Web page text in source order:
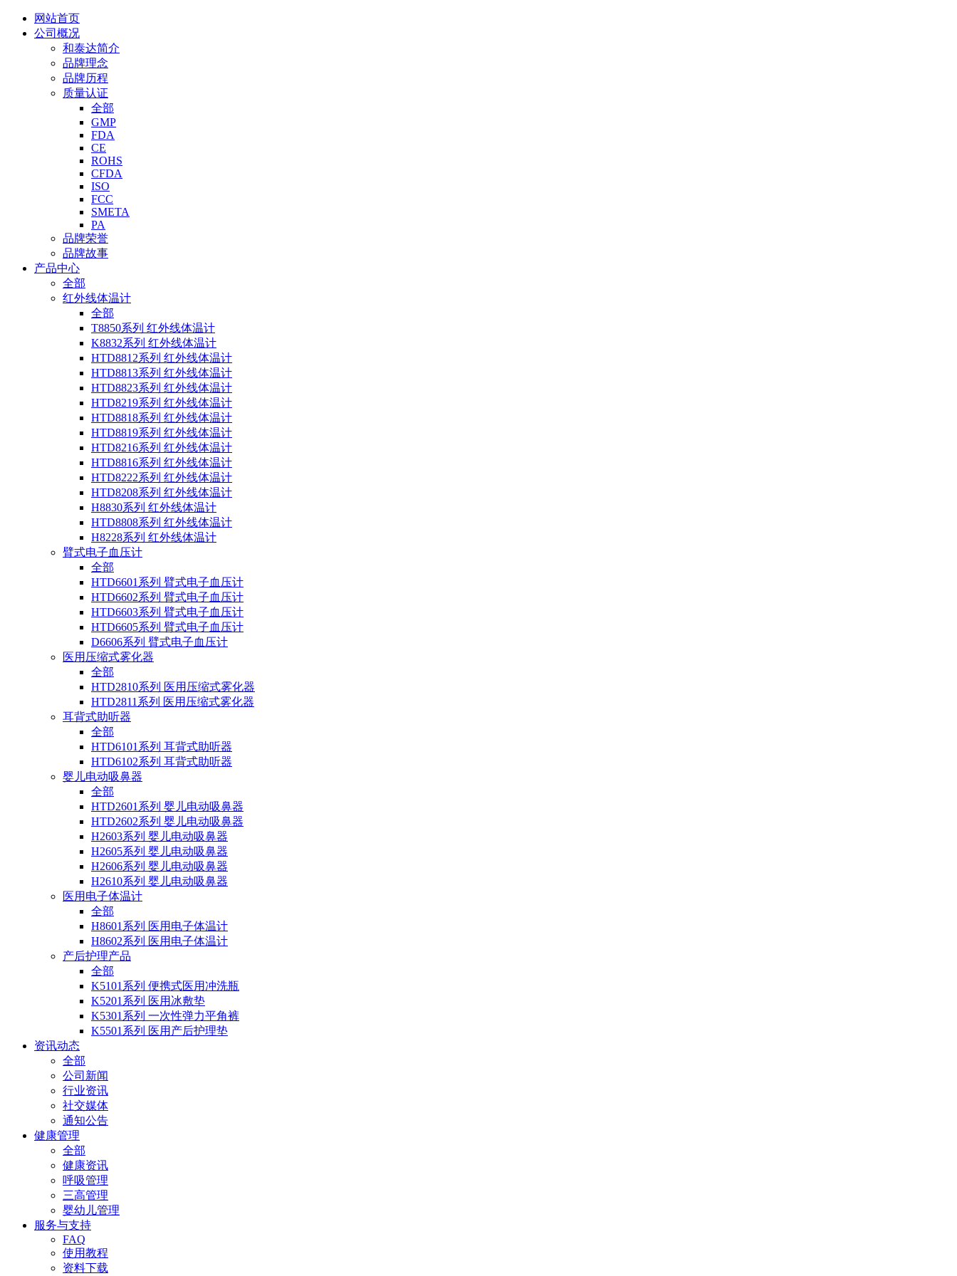
网站首页
公司概况
和泰达简介
品牌理念
品牌历程
质量认证
全部
GMP
FDA
CE
ROHS
CFDA
ISO
FCC
SMETA
PA
品牌荣誉
品牌故事
产品中心
全部
红外线体温计
全部
T8850系列 红外线体温计
K8832系列 红外线体温计
HTD8812系列 红外线体温计
HTD8813系列 红外线体温计
HTD8823系列 红外线体温计
HTD8219系列 红外线体温计
HTD8818系列 红外线体温计
HTD8819系列 红外线体温计
HTD8216系列 红外线体温计
HTD8816系列 红外线体温计
HTD8222系列 红外线体温计
HTD8208系列 红外线体温计
H8830系列 红外线体温计
HTD8808系列 红外线体温计
H8228系列 红外线体温计
臂式电子血压计
全部
HTD6601系列 臂式电子血压计
HTD6602系列 臂式电子血压计
HTD6603系列 臂式电子血压计
HTD6605系列 臂式电子血压计
D6606系列 臂式电子血压计
医用压缩式雾化器
全部
HTD2810系列 医用压缩式雾化器
HTD2811系列 医用压缩式雾化器
耳背式助听器
全部
HTD6101系列 耳背式助听器
HTD6102系列 耳背式助听器
婴儿电动吸鼻器
全部
HTD2601系列 婴儿电动吸鼻器
HTD2602系列 婴儿电动吸鼻器
H2603系列 婴儿电动吸鼻器
H2605系列 婴儿电动吸鼻器
H2606系列 婴儿电动吸鼻器
H2610系列 婴儿电动吸鼻器
医用电子体温计
全部
H8601系列 医用电子体温计
H8602系列 医用电子体温计
产后护理产品
全部
K5101系列 便携式医用冲洗瓶
K5201系列 医用冰敷垫
K5301系列 一次性弹力平角裤
K5501系列 医用产后护理垫
资讯动态
全部
公司新闻
行业资讯
社交媒体
通知公告
健康管理
全部
健康资讯
呼吸管理
三高管理
婴幼儿管理
服务与支持
FAQ
使用教程
资料下载